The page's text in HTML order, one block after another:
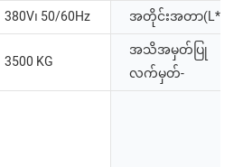
380V၊ 50/60Hz အတိုင်းအတာ
3500 KG
အသိအမှတ်ပြု
လက်မှတ်-